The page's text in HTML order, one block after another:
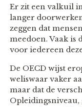
Er zit een valkuil
langer
zeggen dat
meedoen. Vaak is
voor iedereen
De OECD wijst
weliswaar vaker
maar dat de
Opleidingsniveau,